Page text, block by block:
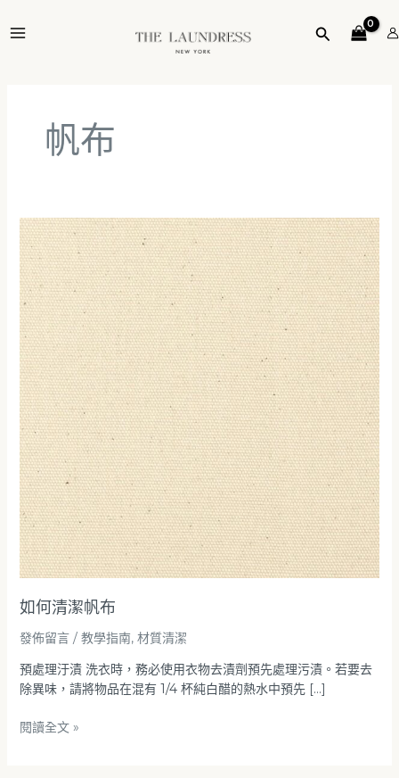
至
搜
帆布
如何清潔帆布
發佈留言 / 教學指南, 材質清潔
預處理汙漬 洗衣時，務必使用衣物去漬劑預先處理污漬。若要去
除異味，請將物品在混有 1/4 杯純白醋的熱水中預先 […]
如
何
清
潔
帆
布
閱讀全文 »